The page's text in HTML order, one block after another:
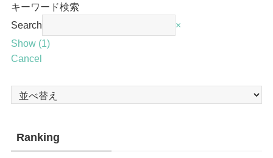
キーワード検索
Search
×
Show (1)
Cancel
Ranking